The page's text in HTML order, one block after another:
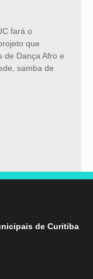
fará o
que
de Dança Afro e
samba de
de Curitiba